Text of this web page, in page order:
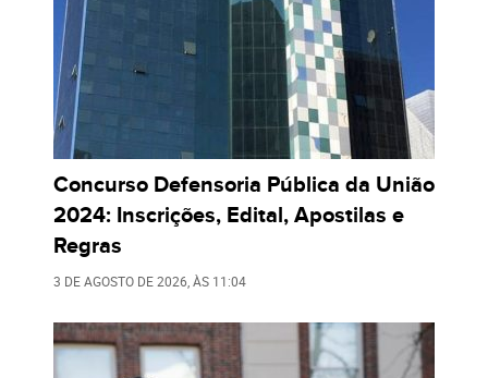
Concurso Defensoria Pública da União
2024: Inscrições, Edital, Apostilas e
Regras
3 DE AGOSTO DE 2026, ÀS 11:04